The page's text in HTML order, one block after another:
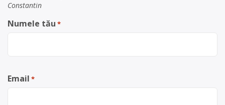
Constantin
Numele tău *
Email *